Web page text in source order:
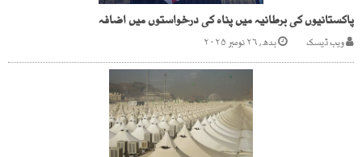
پاکستانیوں کی برطانیہ میں پناہ کی درخواستوں میں اضافہ
ویب ڈیسک بدھ, ۲۶ نومبر ۲۰۲۵